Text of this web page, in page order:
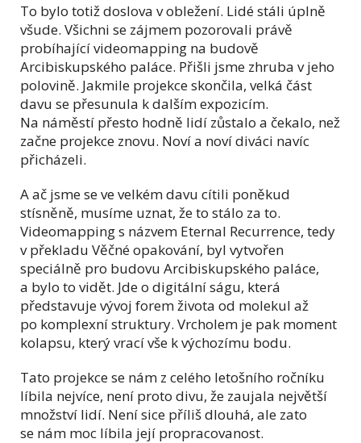
To bylo totiž doslova v obležení. Lidé stáli úplně
všude. Všichni se zájmem pozorovali právě
probíhající videomapping na budově
Arcibiskupského paláce. Přišli jsme zhruba v jeho
polovině. Jakmile projekce skončila, velká část
davu se přesunula k dalším expozicím.
Na náměstí přesto hodně lidí zůstalo a čekalo, než
začne projekce znovu. Noví a noví diváci navíc
přicházeli.
A ač jsme se ve velkém davu cítili poněkud
stísněně, musíme uznat, že to stálo za to.
Videomapping s názvem Eternal Recurrence, tedy
v překladu Věčné opakování, byl vytvořen
speciálně pro budovu Arcibiskupského paláce,
a bylo to vidět. Jde o digitální ságu, která
představuje vývoj forem života od molekul až
po komplexní struktury. Vrcholem je pak moment
kolapsu, který vrací vše k výchozímu bodu.
Tato projekce se nám z celého letošního ročníku
líbila nejvíce, není proto divu, že zaujala největší
množství lidí. Není sice příliš dlouhá, ale zato
se nám moc líbila její propracovanost.